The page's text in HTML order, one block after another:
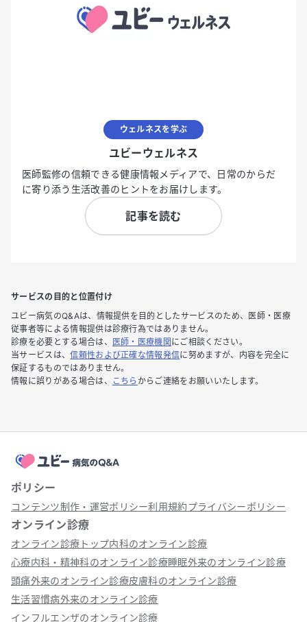
ウェルネスを学ぶ
ユビーウェルネス
医師監修の信頼できる健康情報メディアで、日常のからだ
に寄り添う生活改善のヒントをお届けします。
記事を読む
サービスの目的と位置付け
ユビー病気のQ&Aは、情報提供を目的としたサービスのため、医師・医療
従事者等による情報提供は診療行為ではありません。
診療を必要とする場合は、
医師・医療機関 にご相談ください。
当サービスは、信頼性および正確な情報発信に努めますが、内容を完全に
保証するものではありません。
情報に誤りがある場合は、
こちら からご連絡をお願いいたします。
ポリシー
コンテンツ制作・運営ポリシー利用規約プライバシーポリシー
オンライン診療
オンライン診療トップ内科のオンライン診療
心療内科・精神科のオンライン診療睡眠外来のオンライン診療
頭痛外来のオンライン診療皮膚科のオンライン診療
生活習慣病外来のオンライン診療
インフルエンザのオンライン診療